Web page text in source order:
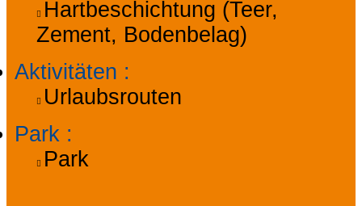
Hartbeschichtung (Teer,
Zement, Bodenbelag)
Aktivitäten :
Urlaubsrouten
Park :
Park